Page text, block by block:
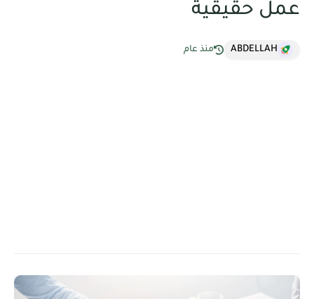
عمل حقيقية
ABDELLAH منذ عام